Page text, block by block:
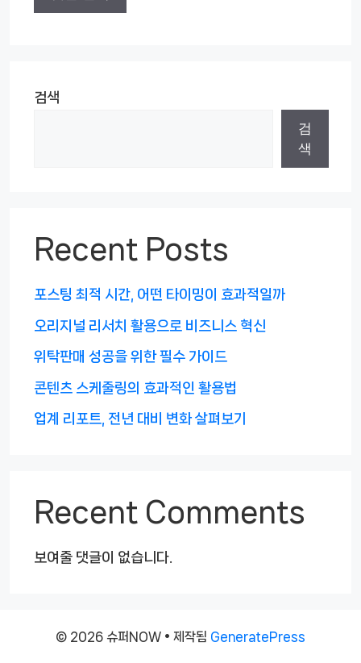
검색
검
색
Recent Posts
포스팅 최적 시간, 어떤 타이밍이 효과적일까
오리지널 리서치 활용으로 비즈니스 혁신
위탁판매 성공을 위한 필수 가이드
콘텐츠 스케줄링의 효과적인 활용법
업계 리포트, 전년 대비 변화 살펴보기
Recent Comments
보여줄 댓글이 없습니다.
© 2026 슈퍼NOW • 제작됨 GeneratePress